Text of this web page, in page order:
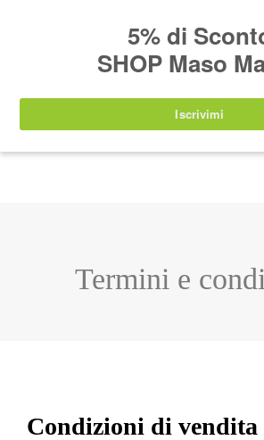
IT EN
Termini e
Condizioni di vendita
nuovamente disponibili a partire
agosto 2026.